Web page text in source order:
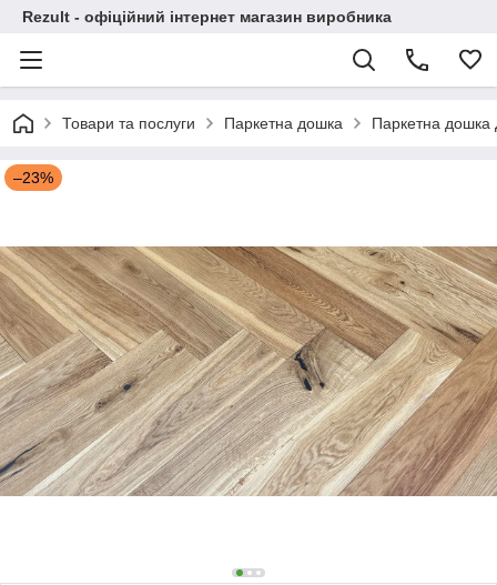
Rezult - офіційний інтернет магазин виробника
Товари та послуги Паркетна дошка Паркетна дошка
–23%